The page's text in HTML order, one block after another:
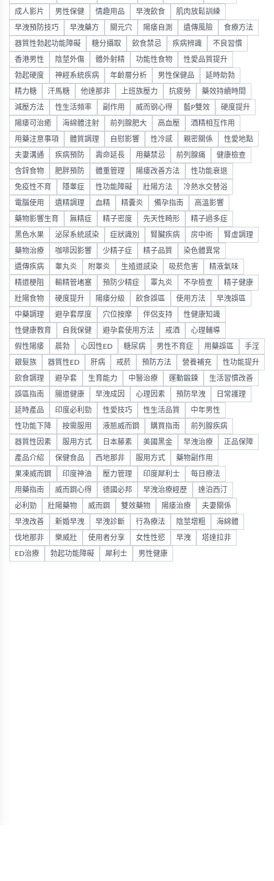
成人影片 男性保健 情趣用品 早洩飲食 肌肉放鬆訓練
早洩預防技巧 早洩藥方 關元穴 陽痿自測 遺傳風險 食療方法
器質性勃起功能障礙 糖分攝取 飲食禁忌 疾病辨識 不良習慣
香港男性 陰莖外傷 體外射精 功能性食物 性愛品質提升
勃起硬度 神經系統疾病 年齡層分析 男性保健品 延時助勃
精力糖 汗馬糖 他達那非 上班族壓力 抗疲勞 藥效持續時間
減壓方法 性生活頻率 副作用 威而钢心得 藍P雙效 硬度提升
陽痿可治癒 海綿體注射 前列腺肥大 高血壓 酒精相互作用
用藥注意事項 體質調理 自慰影響 性冷感 親密關係 性愛地點
夫妻溝通 疾病預防 壽命延長 用藥禁忌 前列腺痛 健康檢查
含鋅食物 肥胖預防 體重管理 陽痿改善方法 性功能衰退
免疫性不育 隱睾症 性功能障礙 壯陽方法 冷熱水交替浴
電腦使用 遺精調理 血精 精囊炎 備孕指南 高溫影響
藥物影響生育 無精症 精子密度 先天性畸形 精子過多症
黑色水果 泌尿系統感染 症狀識別 腎臟疾病 房中術 腎虛調理
藥物治療 咖啡因影響 少精子症 精子品質 染色體異常
遺傳疾病 睾丸炎 附睾炎 生殖道感染 吸菸危害 精液氣味
精道梗阻 輸精管堵塞 預防少精症 睪丸炎 不孕檢查 精子健康
壯陽食物 硬度提升 陽痿分級 飲食誤區 使用方法 早洩誤區
中藥調理 避孕套厚度 穴位按摩 伴侶支持 性健康知識
性健康教育 自我保健 避孕套使用方法 戒酒 心理輔導
假性陽痿 晨勃 心因性ED 糖尿病 男性不育症 用藥誤區 手淫
銀髮族 器質性ED 肝病 戒菸 預防方法 營養補充 性功能提升
飲食調理 避孕套 生育能力 中醫治療 運動鍛鍊 生活習慣改善
誤區指南 腸道健康 早洩成因 心理因素 預防早洩 日常護理
延時產品 印度必利勁 性愛技巧 性生活品質 中年男性
性功能下降 按需服用 液態威而鋼 購買指南 前列腺疾病
器質性因素 服用方式 日本藤素 美國黑金 早洩治療 正品保障
產品介紹 保健食品 西地那非 服用方式 藥物副作用
果凍威而鋼 印度神油 壓力管理 印度犀利士 每日療法
用藥指南 威而鋼心得 德國必邦 早洩治療經歷 達泊西汀
必利勁 壯陽藥物 威而鋼 雙效藥物 陽痿治療 夫妻關係
早洩改善 新婚早洩 早洩診斷 行為療法 陰莖增粗 海綿體
伐地那非 樂威壯 使用者分享 女性性慾 早洩 塔達拉非
ED治療 勃起功能障礙 犀利士 男性健康